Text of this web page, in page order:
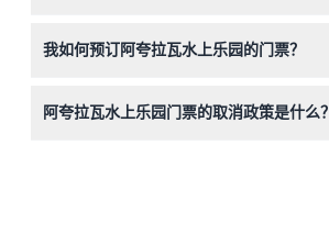
能会有变动——请在预订时确认）。
我如何预订阿夸拉瓦水上乐园的门票？
便捷全通行入场。
阿夸拉瓦水上乐园门票的取消政策是什么？